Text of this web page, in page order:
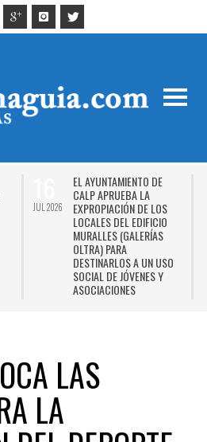
JUL 2026
EL AYUNTAMIENTO DE
CALP APRUEBA LA
EXPROPIACIÓN DE LOS
LOCALES DEL EDIFICIO
MURALLES (GALERÍAS
OLTRA) PARA
DESTINARLOS A UN USO
SOCIAL DE JÓVENES Y
ASOCIACIONES
LAS
LA